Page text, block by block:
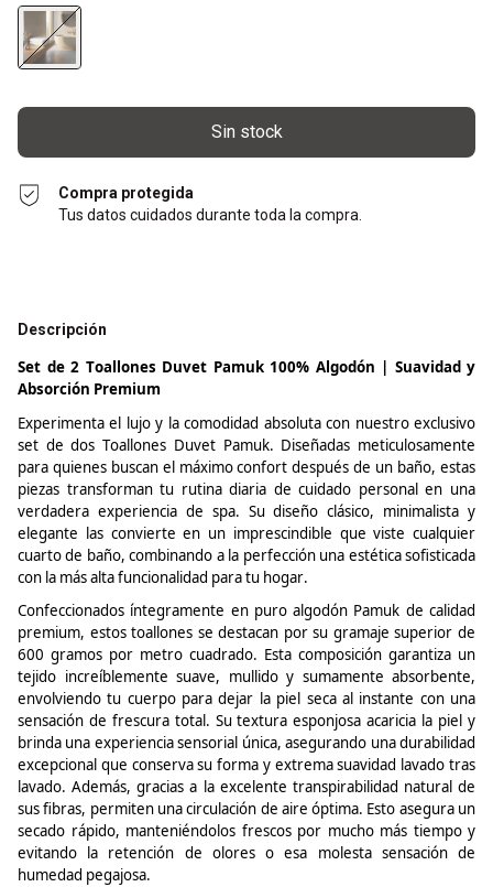
Compra protegida
Tus datos cuidados durante toda la compra.
Descripción
Set de 2 Toallones Duvet Pamuk100% Algodón | Suavidad y
Absorción Premium
Experimenta el lujo y la comodidad absoluta con nuestro exclusivo
set de dosToallones Duvet Pamuk. Diseñadas meticulosamente
para quienes buscan el máximo confort después de un baño, estas
piezas transforman tu rutina diaria de cuidado personal en una
verdadera experiencia de spa. Su diseño clásico, minimalista y
elegante las convierte en un imprescindible que viste cualquier
cuarto de baño, combinando a la perfección una estética sofisticada
con la más alta funcionalidad para tu hogar.
Confeccionados íntegramente en puro algodón Pamuk de calidad
premium, estostoallones se destacan por su gramaje superior de
600 gramos por metro cuadrado. Esta composición garantiza un
tejido increíblemente suave, mullido y sumamente absorbente,
envolviendo tu cuerpo para dejar la piel seca al instante con una
sensación de frescura total. Su textura esponjosa acaricia la piel y
brinda una experiencia sensorial única, asegurando una durabilidad
excepcional que conserva su forma y extrema suavidad lavado tras
lavado. Además, gracias a la excelente transpirabilidad natural de
sus fibras, permiten una circulación de aire óptima. Esto asegura un
secado rápido, manteniéndolos frescos por mucho más tiempo y
evitando la retención de olores o esa molesta sensación de
humedad pegajosa.